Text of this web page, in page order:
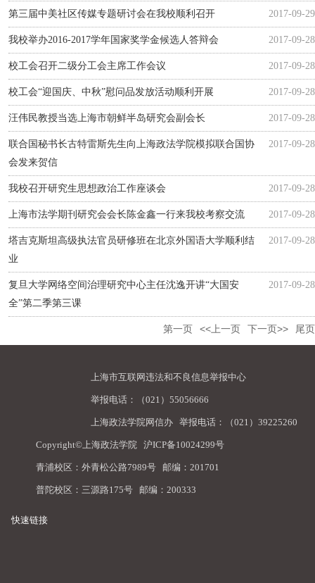
第三届中美社区传媒专题研讨会在我校顺利召开 2017-09-29
我校举办2016-2017学年国家奖学金候选人答辩会 2017-09-28
校工会召开二级分工会主席工作会议 2017-09-28
校工会“迎国庆、中秋”慰问品发放活动顺利开展 2017-09-28
汪伟民教授当选上海市朝鲜半岛研究会副会长 2017-09-28
联合国秘书长古特雷斯先生向上海政法学院模拟联合国协
会发来贺信
2017-09-28
我校召开研究生思想政治工作座谈会 2017-09-28
上海市法学期刊研究会会长陈金鑫一行来我校考察交流 2017-09-28
塔吉克斯坦高级执法官员研修班在北京外国语大学顺利结
业
2017-09-28
复旦大学网络空间治理研究中心主任沈逸开讲“大国安
全”第二季第三课
2017-09-28
第一页 <<上一页 下一页>> 尾页
上海市互联网违法和不良信息举报中心
举报电话：（021）55056666
上海政法学院网信办 举报电话：（021）39225260
Copyright©上海政法学院 沪ICP备10024299号
青浦校区：外青松公路7989号 邮编：201701
普陀校区：三源路175号 邮编：200333
快速链接